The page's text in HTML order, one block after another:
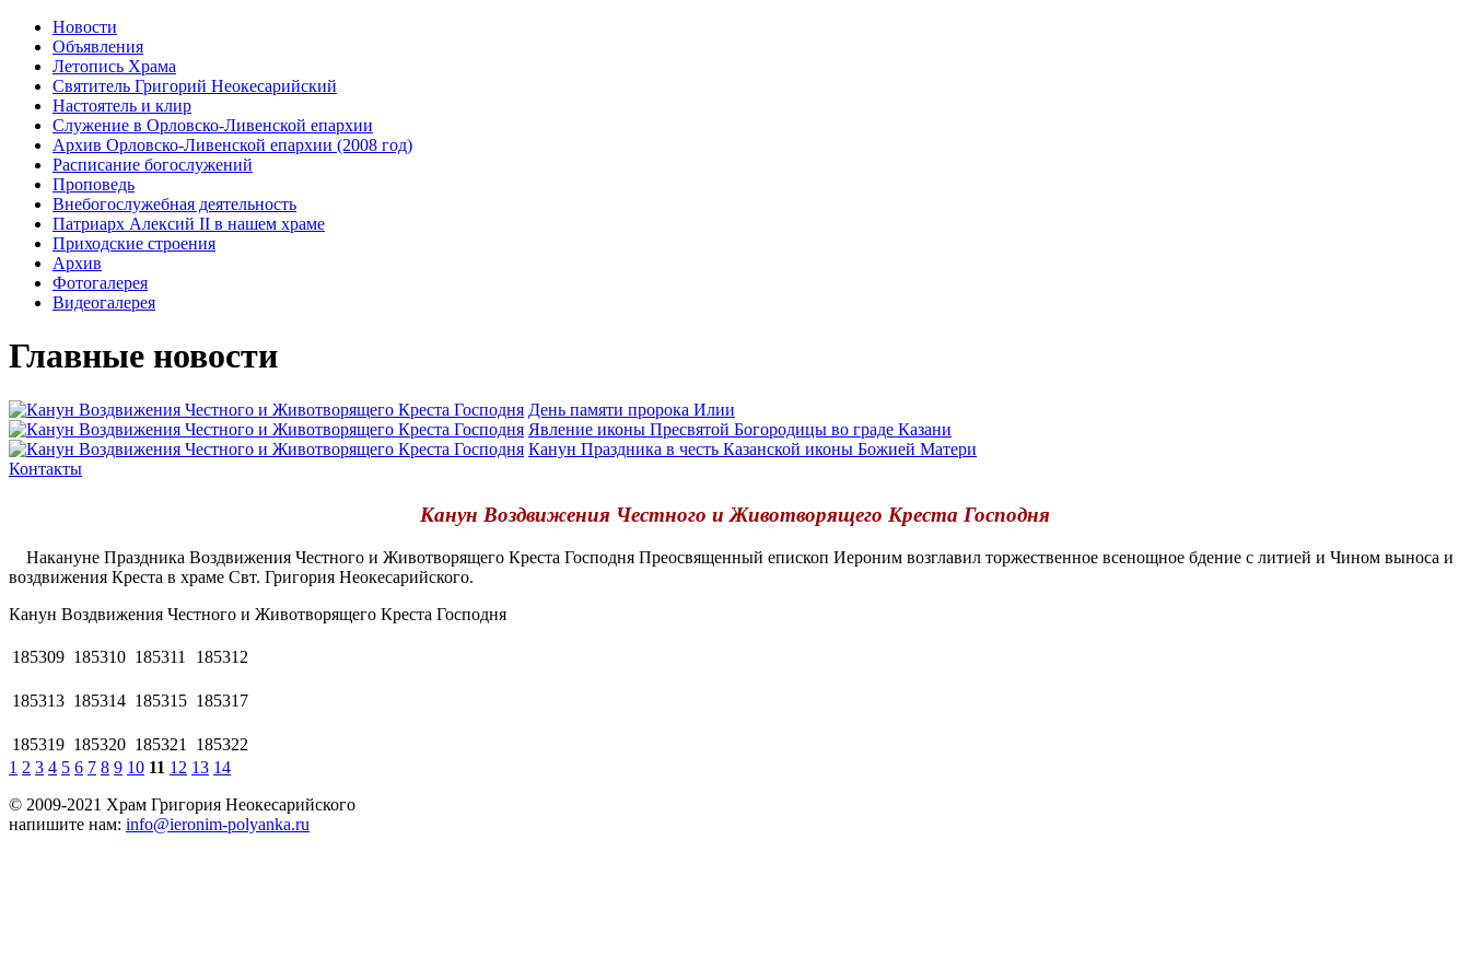
Новости
Объявления
Летопись Храма
Святитель Григорий Неокесарийский
Настоятель и клир
Служение в Орловско-Ливенской епархии
Архив Орловско-Ливенской епархии (2008 год)
Расписание богослужений
Проповедь
Внебогослужебная деятельность
Патриарх Алексий II в нашем храме
Приходские строения
Архив
Фотогалерея
Видеогалерея
Главные новости
День памяти пророка Илии
Явлeние иконы Пресвятой Богородицы во граде Казани
Канун Праздника в честь Казанской иконы Божией Матери
Контакты
Канун Воздвижения Честного и Животворящего Креста Господня
Накануне Праздника Воздвижения Честного и Животворящего Креста Господня Преосвященный епископ Иероним возглавил торжественное всенощное бдение с литией и Чином выноса и
воздвижения Креста в храме Свт. Григория Неокесарийского.
Канун Воздвижения Честного и Животворящего Креста Господня
185309 185310 185311 185312
185313 185314 185315 185317
185319 185320 185321
185322
1 2 3 4 5 6 7 8 9 10 11 12 13 14
© 2009-2021 Храм Григория Неокесарийского
напишите нам: info@ieronim-polyanka.ru